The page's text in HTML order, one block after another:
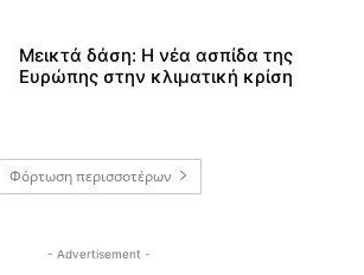
Μεικτά δάση: Η νέα ασπίδα της
Ευρώπης στην κλιματική κρίση
Φόρτωση περισσοτέρων
- Advertisement -